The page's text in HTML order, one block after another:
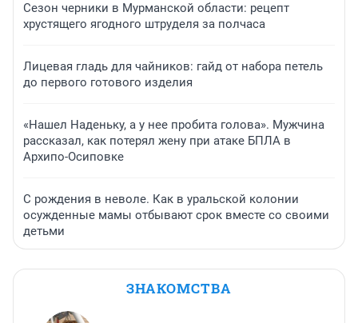
Сезон черники в Мурманской области: рецепт
хрустящего ягодного штруделя за полчаса
Лицевая гладь для чайников: гайд от набора петель
до первого готового изделия
«Нашел Наденьку, а у нее пробита голова». Мужчина
рассказал, как потерял жену при атаке БПЛА в
Архипо-Осиповке
С рождения в неволе. Как в уральской колонии
осужденные мамы отбывают срок вместе со своими
детьми
ЗНАКОМСТВА